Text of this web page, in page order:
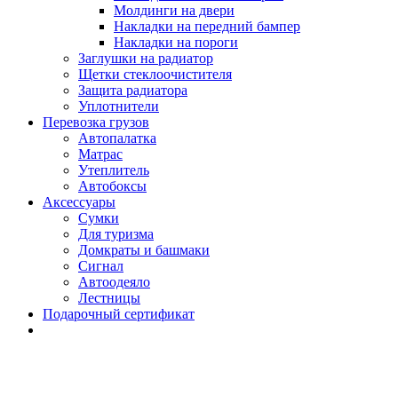
Молдинги на двери
Накладки на передний бампер
Накладки на пороги
Заглушки на радиатор
Щетки стеклоочистителя
Защита радиатора
Уплотнители
Перевозка грузов
Автопалатка
Матрас
Утеплитель
Автобоксы
Аксессуары
Сумки
Для туризма
Домкраты и башмаки
Сигнал
Автоодеяло
Лестницы
Подарочный сертификат